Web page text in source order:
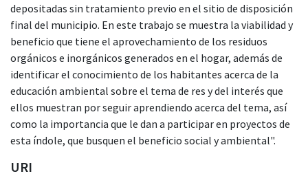
depositadas sin tratamiento previo en el sitio de disposición
final del municipio. En este trabajo se muestra la viabilidad y
beneficio que tiene el aprovechamiento de los residuos
orgánicos e inorgánicos generados en el hogar, además de
identificar el conocimiento de los habitantes acerca de la
educación ambiental sobre el tema de res y del interés que
ellos muestran por seguir aprendiendo acerca del tema, así
como la importancia que le dan a participar en proyectos de
esta índole, que busquen el beneficio social y ambiental".
URI